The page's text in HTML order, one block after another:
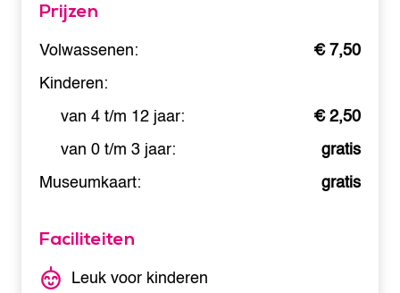
Prijzen
Volwassenen:
€ 7,50
Kinderen:
van 4 t/m 12 jaar:
€ 2,50
van 0 t/m 3 jaar:
gratis
Museumkaart:
gratis
Faciliteiten
Leuk voor kinderen